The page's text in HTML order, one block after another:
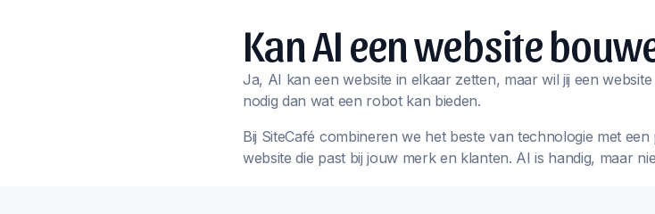
Kan AI een website
Ja, AI kan een website in elkaar zetten, maar wil jij een website
nodig dan wat een robot kan bieden.
Bij SiteCafé combineren we het beste van technologie met
website die past bij jouw merk en klanten. AI is handig, maar